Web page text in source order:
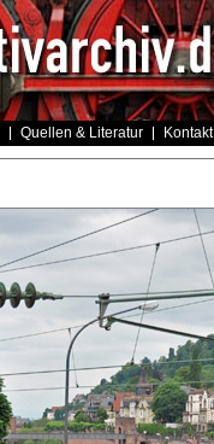
Quellen & Literatur Kontakt